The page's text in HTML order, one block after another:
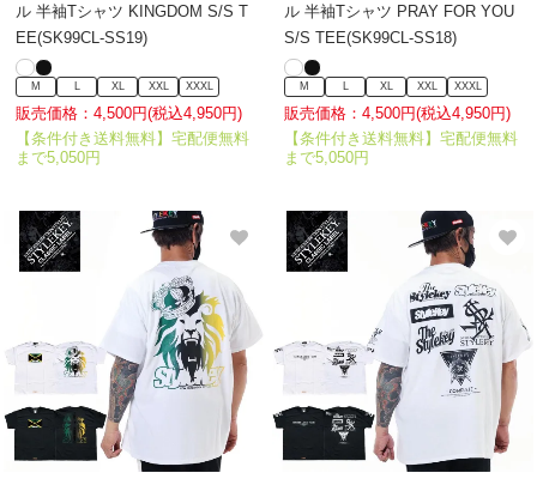
ル 半袖Tシャツ KINGDOM S/S T
EE(SK99CL-SS19)
M L XL XXL XXXL
販売価格：4,500円(税込4,950円)
【条件付き送料無料】宅配便無料
まで5,050円
ル 半袖Tシャツ PRAY FOR YOU
S/S TEE(SK99CL-SS18)
M L XL XXL XXXL
販売価格：4,500円(税込4,950円)
【条件付き送料無料】宅配便無料
まで5,050円